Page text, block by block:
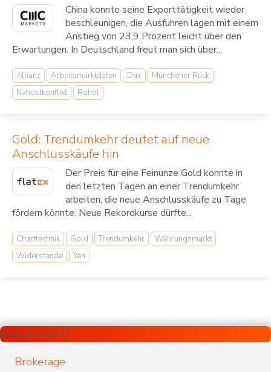
China konnte seine Exporttätigkeit wieder
beschleunigen, die Ausfuhren lagen mit einem
Anstieg von 23,9 Prozent leicht über den
Erwartungen. In Deutschland freut man sich über...
Allianz Arbeitsmarktdaten Dax
Münchener Rück
Nahostkonflikt
Rohöl
Gold: Trendumkehr deutet auf neue
Anschlusskäufe hin
Der Preis für eine Feinunze Gold konnte in
den letzten Tagen an einer Trendumkehr
arbeiten, die neue Anschlusskäufe zu Tage
fördern könnte. Neue Rekordkurse dürfte...
Charttechnik Gold Trendumkehr
Währungsmarkt
Widerstände
Yen
[wd_asp id=1]
Brokerage